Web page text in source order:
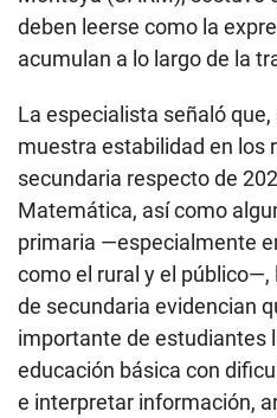
deben leerse como la
acumulan a lo largo de la
La especialista señaló
muestra estabilidad en los
secundaria respecto de
Matemática, así como
primaria —especialmente
como el rural y el
de secundaria evidencian
importante de estudiantes
educación básica con
e interpretar información,